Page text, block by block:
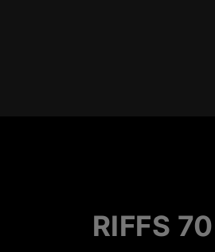
RIFFS